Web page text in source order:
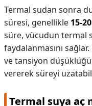
Termal sudan sonra
süresi, genellikle 15-
süre, vücudun termal
faydalanmasını
ve tansiyon
vererek süreyi
Termal suya aç